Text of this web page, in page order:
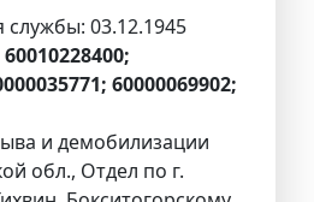
службы: 03.12.1945
60010228400;
60000069902;
и демобилизации
обл., Отдел по г.